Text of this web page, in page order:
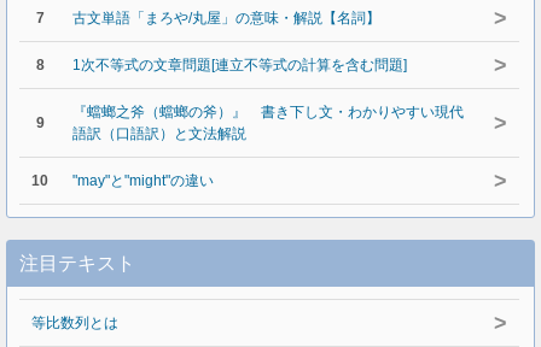
7 古文単語「まろや/丸屋」の意味・解説【名詞】 >
8 1次不等式の文章問題[連立不等式の計算を含む問題] >
9
『蟷螂之斧（蟷螂の斧）』 書き下し文・わかりやすい現代
語訳（口語訳）と文法解説
>
10 "may"と"might"の違い >
注目テキスト
等比数列とは >